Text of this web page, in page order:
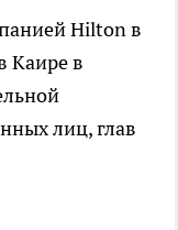
Hilton в
Каире в
лиц, глав